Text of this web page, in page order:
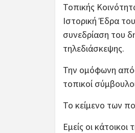
Τοπικής
Ιστορική Έδρα
συνεδρίαση του
τηλεδιάσκεψης.
Την ομόφωνη
τοπικοί
Το κείμενο των
Εμείς οι